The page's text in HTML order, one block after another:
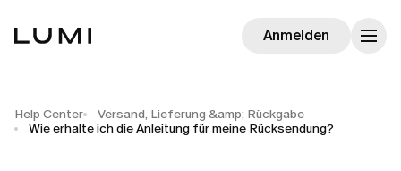
Anmelden
Help Center
Versand, Lieferung &amp; Rückgabe
Wie erhalte ich die Anleitung für meine Rücksendung?